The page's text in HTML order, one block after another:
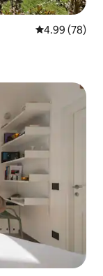
Calificación
4.99 (78)